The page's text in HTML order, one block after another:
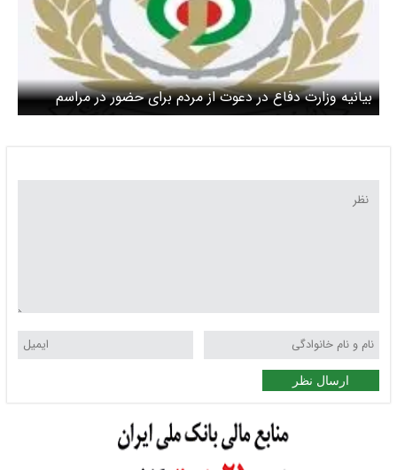
بیانیه وزارت دفاع در دعوت از مردم برای حضور در مراسم
تشییع قائد شهید امت
ارسال نظر